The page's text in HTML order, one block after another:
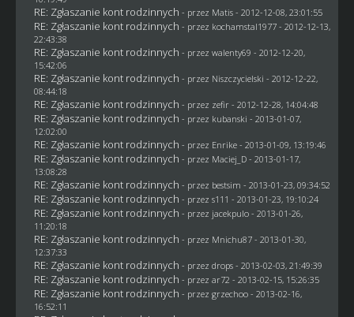
RE: Zgłaszanie kont rodzinnych - przez Matis- 2012-12-08, 23:01:55
RE: Zgłaszanie kont rodzinnych - przez kochamstal1977- 2012-12-13,
22:43:38
RE: Zgłaszanie kont rodzinnych - przez walenty69 - 2012-12-20,
15:42:06
RE: Zgłaszanie kont rodzinnych - przez Niszczycielski - 2012-12-22,
08:44:18
RE: Zgłaszanie kont rodzinnych - przez zefir- 2012-12-28, 14:04:48
RE: Zgłaszanie kont rodzinnych - przez kubanski - 2013-01-07,
12:02:00
RE: Zgłaszanie kont rodzinnych - przez Enrike- 2013-01-09, 13:19:46
RE: Zgłaszanie kont rodzinnych - przez Maciej_D- 2013-01-17,
13:08:28
RE: Zgłaszanie kont rodzinnych - przez bestsim - 2013-01-23, 09:34:52
RE: Zgłaszanie kont rodzinnych - przez s111 - 2013-01-23, 19:10:24
RE: Zgłaszanie kont rodzinnych - przez jacekpulo- 2013-01-26,
11:20:18
RE: Zgłaszanie kont rodzinnych - przez Mnichu87- 2013-01-30,
12:37:33
RE: Zgłaszanie kont rodzinnych - przez drops- 2013-02-03, 21:49:39
RE: Zgłaszanie kont rodzinnych - przez ar72 - 2013-02-15, 15:26:35
RE: Zgłaszanie kont rodzinnych - przez grzechoo - 2013-02-16,
16:52:11